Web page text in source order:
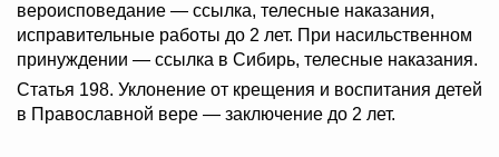
вероисповедание — ссылка, телесные наказания,
исправительные работы до 2 лет. При насильственном
принуждении — ссылка в Сибирь, телесные наказания.
Статья 198. Уклонение от крещения и воспитания детей
в Православной вере — заключение до 2 лет.